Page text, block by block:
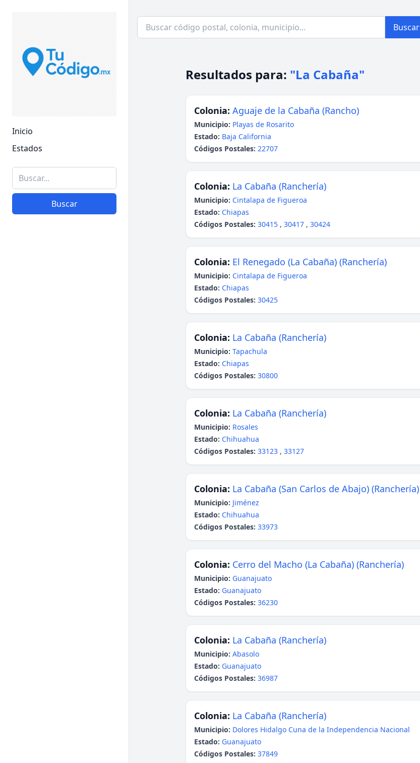
Inicio
Estados
Buscar
Buscar
Resultados para: "La Cabaña"
Colonia: Aguaje de la Cabaña (Rancho)
Municipio: Playas de Rosarito
Estado: Baja California
Códigos Postales: 22707
Colonia: La Cabaña (Ranchería)
Municipio: Cintalapa de Figueroa
Estado: Chiapas
Códigos Postales: 30415 , 30417 , 30424
Colonia: El Renegado (La Cabaña) (Ranchería)
Municipio: Cintalapa de Figueroa
Estado: Chiapas
Códigos Postales: 30425
Colonia: La Cabaña (Ranchería)
Municipio: Tapachula
Estado: Chiapas
Códigos Postales: 30800
Colonia: La Cabaña (Ranchería)
Municipio: Rosales
Estado: Chihuahua
Códigos Postales: 33123 , 33127
Colonia: La Cabaña (San Carlos de Abajo) (Ranchería)
Municipio: Jiménez
Estado: Chihuahua
Códigos Postales: 33973
Colonia: Cerro del Macho (La Cabaña) (Ranchería)
Municipio: Guanajuato
Estado: Guanajuato
Códigos Postales: 36230
Colonia: La Cabaña (Ranchería)
Municipio: Abasolo
Estado: Guanajuato
Códigos Postales: 36987
Colonia: La Cabaña (Ranchería)
Municipio: Dolores Hidalgo Cuna de la Independencia Nacional
Estado: Guanajuato
Códigos Postales: 37849